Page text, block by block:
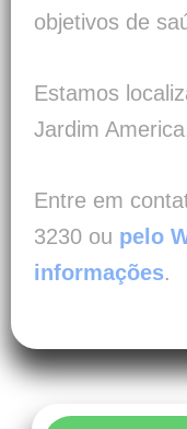
objetivos de
Estamos
Jardim
Entre em
3230 ou pelo
informações.